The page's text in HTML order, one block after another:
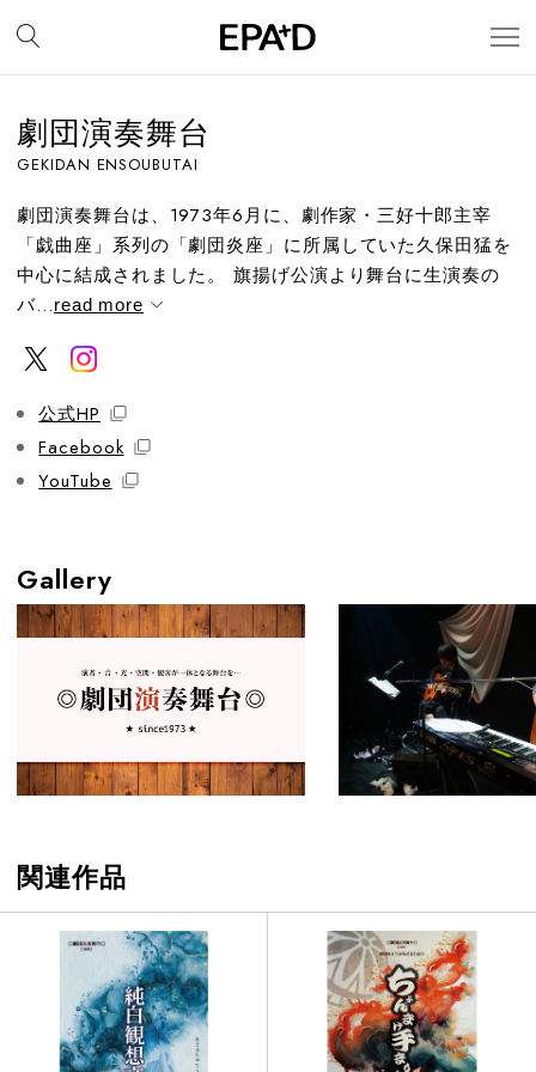
劇団演奏舞台
GEKIDAN ENSOUBUTAI
劇団演奏舞台は、1973年6月に、劇作家・三好十郎主宰
「戯曲座」系列の「劇団炎座」に所属していた久保田猛を
中心に結成されました。 旗揚げ公演より舞台に生演奏の
バ...read more
公式HP
Facebook
YouTube
Gallery
関連作品